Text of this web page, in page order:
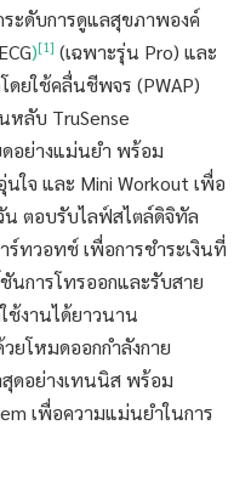
ะดับการดูแลสุขภาพองค์
)[1] (เฉพาะรุ่น Pro) และ
ยใช้คลื่นชีพจร (PWAP)
ลับ TruSense
ดอย่างแม่นยำ พร้อม
ใจ และ Mini Workout เพื่อ
น ตอบรับไลฟ์สไตล์ดิจิทัล
ทวอทช์ เพื่อการชำระเงินที่
นการโทรออกและรับสาย
ช้งานได้ยาวนาน
ยโหมดออกกำลังกาย
ดอย่างเทนนิส พร้อม
เพื่อความแม่นยำในการ